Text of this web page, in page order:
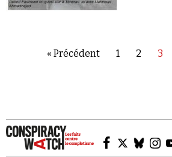
« Précédent 1 2 3